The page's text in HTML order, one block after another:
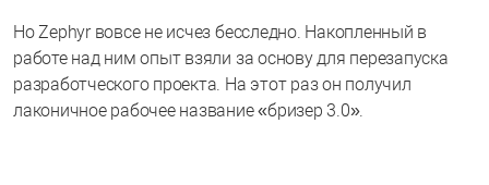
Но Zephyr вовсе не исчез бесследно. Накопленный в
работе над ним опыт взяли за основу для перезапуска
разработческого проекта. На этот раз он получил
лаконичное рабочее название «бризер 3.0».